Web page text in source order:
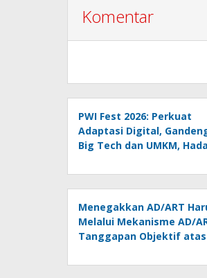
Komentar
PWI Fest 2026: Perkuat
Adaptasi Digital,
Big Tech dan UMKM,
Lampung
Menegakkan AD/ART
Melalui Mekanisme AD/
Tanggapan Objektif atas
AD/ART vs Konspirasi